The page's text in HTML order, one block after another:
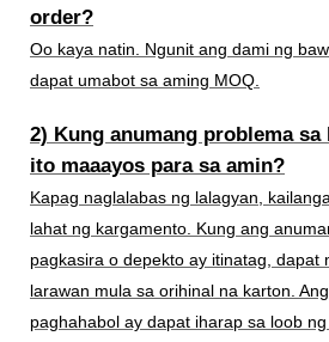
order?
Oo kaya natin. Ngunit ang dami ng
dapat umabot sa aming MOQ.
2) Kung anumang problema sa
ito maaayos para sa amin?
Kapag naglalabas ng lalagyan,
lahat ng kargamento. Kung ang
pagkasira o depekto ay itinatag, dapat
larawan mula sa orihinal na karton.
paghahabol ay dapat iharap sa loob